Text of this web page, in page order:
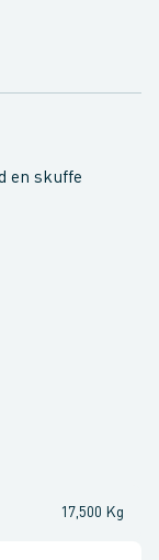
en skuffe
17,500 Kg